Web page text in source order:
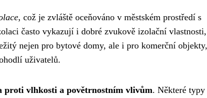
, což je zvláště oceňováno v městském prostředí s
často vykazují i dobré zvukově izolační vlastnosti,
nejen pro bytové domy, ale i pro komerční objekty,
uživatelů.
proti vlhkosti a povětrnostním vlivům. Některé typy